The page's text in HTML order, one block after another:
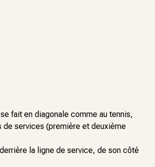
fait en diagonale comme au tennis,
de services (première et deuxième
la ligne de service, de son côté